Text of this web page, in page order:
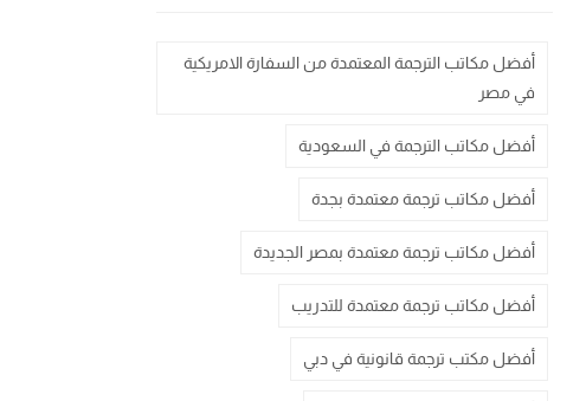
أفضل مكاتب الترجمة المعتمدة من السفارة الامريكية
في مصر
أفضل مكاتب الترجمة في السعودية
أفضل مكاتب ترجمة معتمدة بجدة
أفضل مكاتب ترجمة معتمدة بمصر الجديدة
أفضل مكاتب ترجمة معتمدة للتدريب
أفضل مكتب ترجمة قانونية في دبي